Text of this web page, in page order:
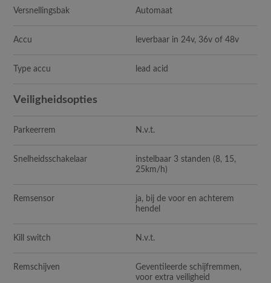
Versnellingsbak Automaat
Accu leverbaar in 24v, 36v of 48v
Type accu lead acid
Veiligheidsopties
Parkeerrem N.v.t.
Snelheidsschakelaar
instelbaar 3 standen (8, 15,
25km/h)
Remsensor
ja, bij de voor en achterem
hendel
Kill switch N.v.t.
Remschijven
Geventileerde schijfremmen,
voor extra veiligheid